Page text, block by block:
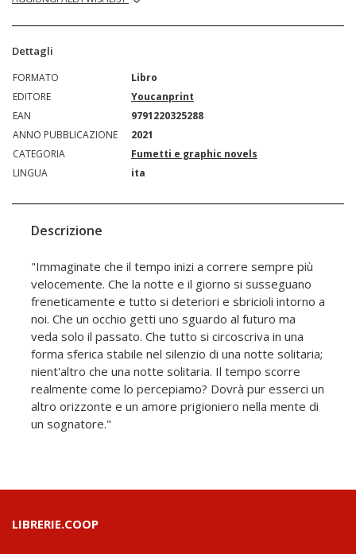
Dettagli
FORMATO
Libro
EDITORE
Youcanprint
EAN
9791220325288
ANNO PUBBLICAZIONE
2021
CATEGORIA
Fumetti e graphic novels
LINGUA
ita
Descrizione
"Immaginate che il tempo inizi a correre sempre più
velocemente. Che la notte e il giorno si susseguano
freneticamente e tutto si deteriori e sbricioli intorno a
noi. Che un occhio getti uno sguardo al futuro ma
veda solo il passato. Che tutto si circoscriva in una
forma sferica stabile nel silenzio di una notte solitaria;
nient'altro che una notte solitaria. Il tempo scorre
realmente come lo percepiamo? Dovrà pur esserci un
altro orizzonte e un amore prigioniero nella mente di
un sognatore."
LIBRERIE.COOP